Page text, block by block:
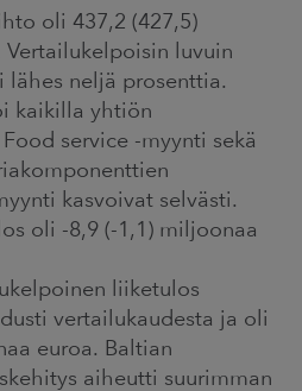
oli 437,2 (427,5)
luvuin
lähes neljä prosenttia.
kaikilla yhtiön
service -myynti sekä
kasvoivat selvästi.
oli -8,9 (-1,1) miljoonaa
liiketulos
vertailukaudesta ja oli
euroa. Baltian
aiheutti suurimman